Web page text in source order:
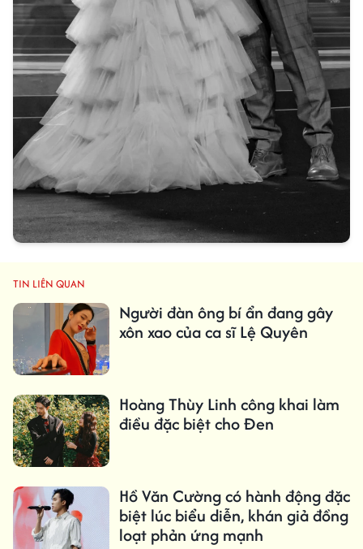
TIN LIÊN QUAN
Người đàn ông bí ẩn đang gây
xôn xao của ca sĩ Lệ Quyên
Hoàng Thùy Linh công khai làm
điều đặc biệt cho Đen
Hồ Văn Cường có hành động đặc
biệt lúc biểu diễn, khán giả đồng
loạt phản ứng mạnh